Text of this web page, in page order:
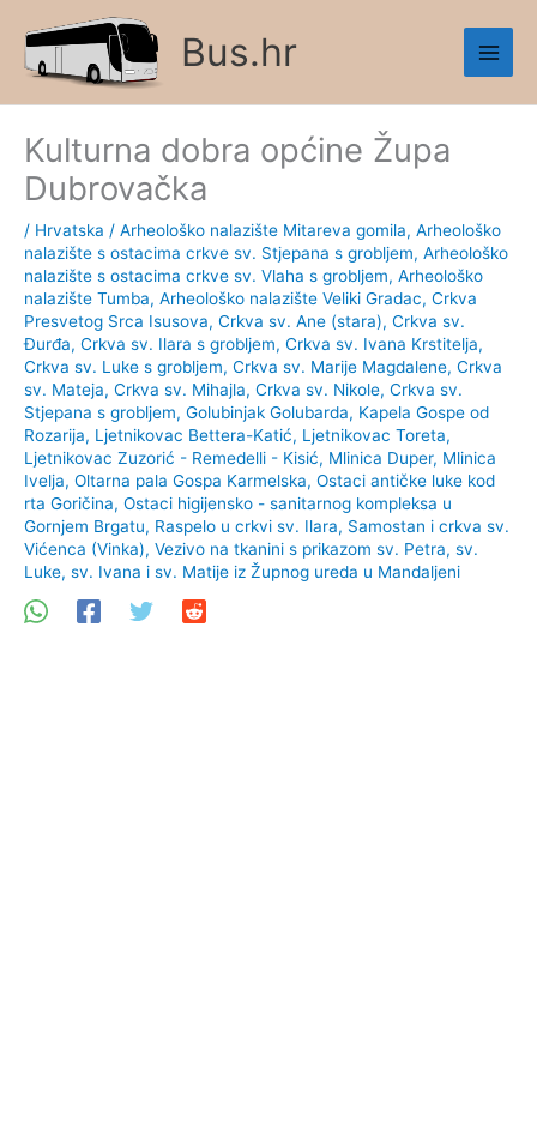
content
Bus.hr
Kulturna dobra općine Župa
Dubrovačka
/ Hrvatska / Arheološko nalazište Mitareva gomila, Arheološko
nalazište s ostacima crkve sv. Stjepana s grobljem, Arheološko
nalazište s ostacima crkve sv. Vlaha s grobljem, Arheološko
nalazište Tumba, Arheološko nalazište Veliki Gradac, Crkva
Presvetog Srca Isusova, Crkva sv. Ane (stara), Crkva sv.
Đurđa, Crkva sv. Ilara s grobljem, Crkva sv. Ivana Krstitelja,
Crkva sv. Luke s grobljem, Crkva sv. Marije Magdalene, Crkva
sv. Mateja, Crkva sv. Mihajla, Crkva sv. Nikole, Crkva sv.
Stjepana s grobljem, Golubinjak Golubarda, Kapela Gospe od
Rozarija, Ljetnikovac Bettera-Katić, Ljetnikovac Toreta,
Ljetnikovac Zuzorić - Remedelli - Kisić, Mlinica Duper, Mlinica
Ivelja, Oltarna pala Gospa Karmelska, Ostaci antičke luke kod
rta Goričina, Ostaci higijensko - sanitarnog kompleksa u
Gornjem Brgatu, Raspelo u crkvi sv. Ilara, Samostan i crkva sv.
Vićenca (Vinka), Vezivo na tkanini s prikazom sv. Petra, sv.
Luke, sv. Ivana i sv. Matije iz Župnog ureda u Mandaljeni